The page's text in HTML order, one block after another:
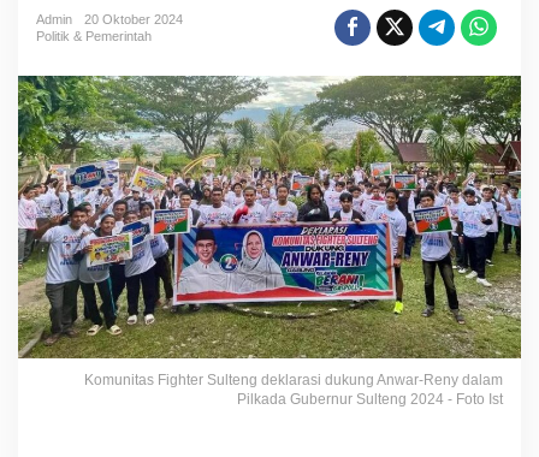
Admin
20 Oktober 2024
Politik & Pemerintah
Komunitas Fighter Sulteng deklarasi dukung Anwar-Reny dalam
Pilkada Gubernur Sulteng 2024 - Foto Ist